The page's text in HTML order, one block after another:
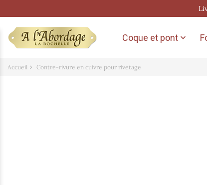
Coque et pont 
Accueil Contre-rivure en cuivre pour rivetage